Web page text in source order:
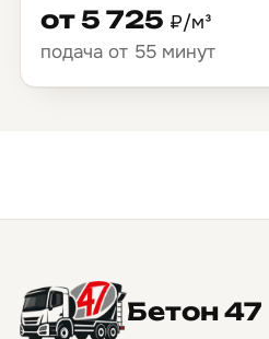
от 5 725 ₽/м³
подача от 55 минут
Бетон 47